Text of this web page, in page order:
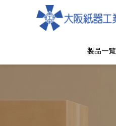
製品一覧